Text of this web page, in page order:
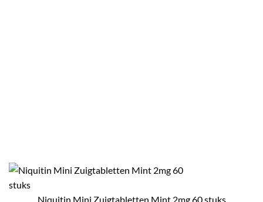
Niquitin Mini Zuigtabletten Mint 2mg 60 stuks